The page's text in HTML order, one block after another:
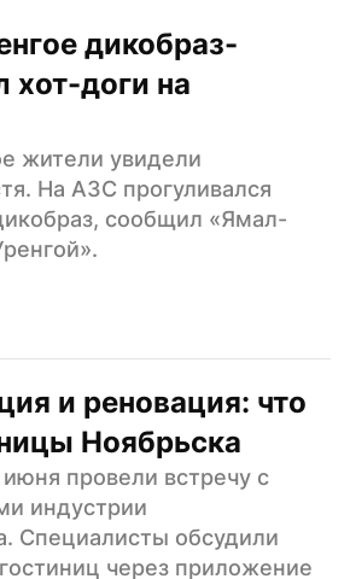
дикобраз-
хот-доги на
жители увидели
На АЗС прогуливался
сообщил «Ямал-
и реновация: что
Ноябрьска
провели встречу с
индустрии
Специалисты обсудили
через приложение